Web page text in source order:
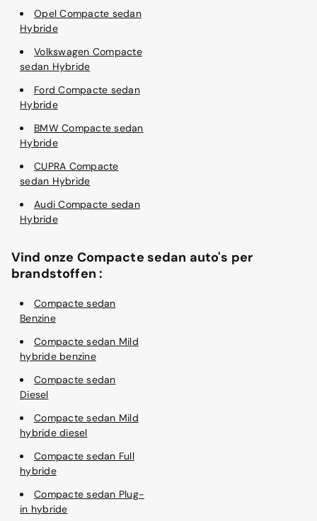
Opel Compacte sedan
Hybride
Volkswagen Compacte
sedan Hybride
Ford Compacte sedan
Hybride
BMW Compacte sedan
Hybride
CUPRA Compacte
sedan Hybride
Audi Compacte sedan
Hybride
Vind onze Compacte sedan auto's per
brandstoffen :
Compacte sedan
Benzine
Compacte sedan Mild
hybride benzine
Compacte sedan
Diesel
Compacte sedan Mild
hybride diesel
Compacte sedan Full
hybride
Compacte sedan Plug-
in hybride